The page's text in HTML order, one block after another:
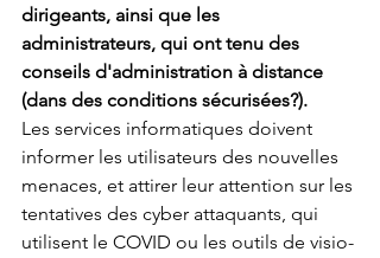
dirigeants, ainsi que les
administrateurs, qui ont tenu des
conseils d'administration à distance
(dans des conditions sécurisées?).
Les services informatiques doivent
informer les utilisateurs des nouvelles
menaces, et attirer leur attention sur les
tentatives des cyber attaquants, qui
utilisent le COVID ou les outils de visio-